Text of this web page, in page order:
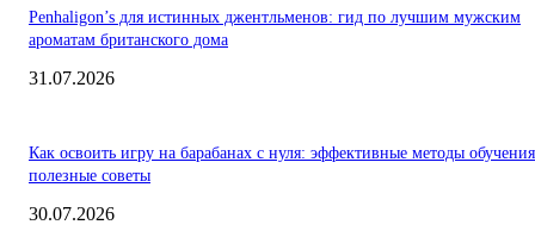
Penhaligon’s для истинных джентльменов: гид по лучшим мужским
ароматам британского дома
31.07.2026
Как освоить игру на барабанах с нуля: эффективные методы
полезные советы
30.07.2026